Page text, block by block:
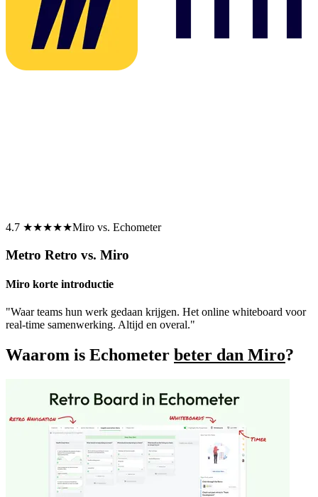
4.7 ★★★★★Miro vs. Echometer
Metro Retro vs. Miro
Miro korte introductie
"Waar teams hun werk gedaan krijgen. Het online whiteboard voor
real-time samenwerking. Altijd en overal."
Waarom is Echometer beter dan Miro?